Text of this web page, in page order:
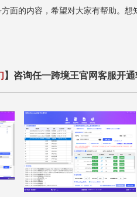
的内容，希望对大家有帮助。想
】咨询任一跨境王官网客服开通